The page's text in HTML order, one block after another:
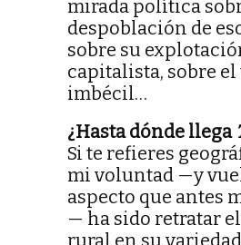
mirada política
despoblación de
sobre su
capitalista, sobre
imbécil…
¿Hasta dónde llega
Si te refieres
mi voluntad —y
aspecto que antes
— ha sido retratar
rural en su